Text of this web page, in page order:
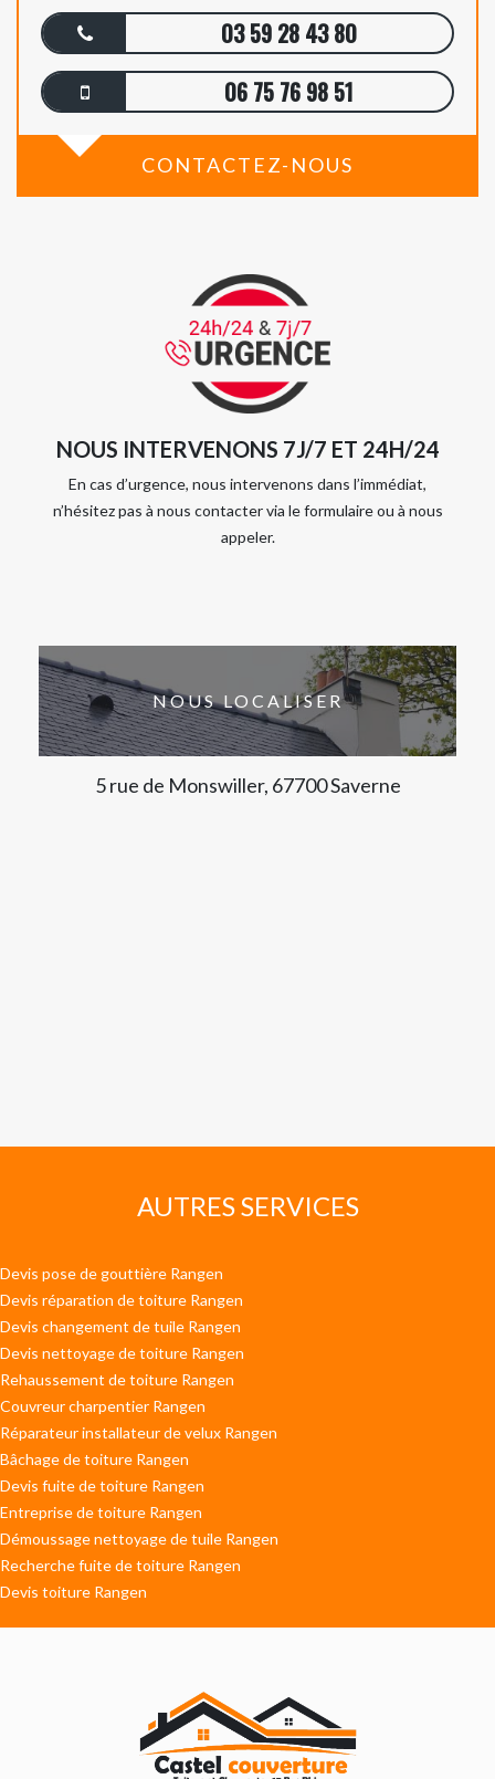
03 59 28 43 80
06 75 76 98 51
CONTACTEZ-NOUS
NOUS INTERVENONS 7J/7 ET 24H/24
En cas d’urgence, nous intervenons dans l’immédiat,
n’hésitez pas à nous contacter via le formulaire ou à nous
appeler.
NOUS LOCALISER
5 rue de Monswiller, 67700 Saverne
AUTRES SERVICES
Devis pose de gouttière Rangen
Devis réparation de toiture Rangen
Devis changement de tuile Rangen
Devis nettoyage de toiture Rangen
Rehaussement de toiture Rangen
Couvreur charpentier Rangen
Réparateur installateur de velux Rangen
Bâchage de toiture Rangen
Devis fuite de toiture Rangen
Entreprise de toiture Rangen
Démoussage nettoyage de tuile Rangen
Recherche fuite de toiture Rangen
Devis toiture Rangen